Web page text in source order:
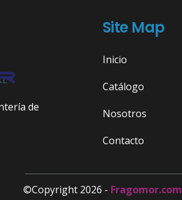
de
Site Map
Inicio
Catálogo
Nosotros
Contacto
©Copyright 2026 - Fragomor.com